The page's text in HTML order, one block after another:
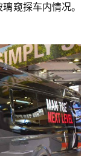
窥探车内情况。